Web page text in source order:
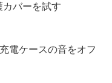
カバーを試す
電ケースの音をオフ